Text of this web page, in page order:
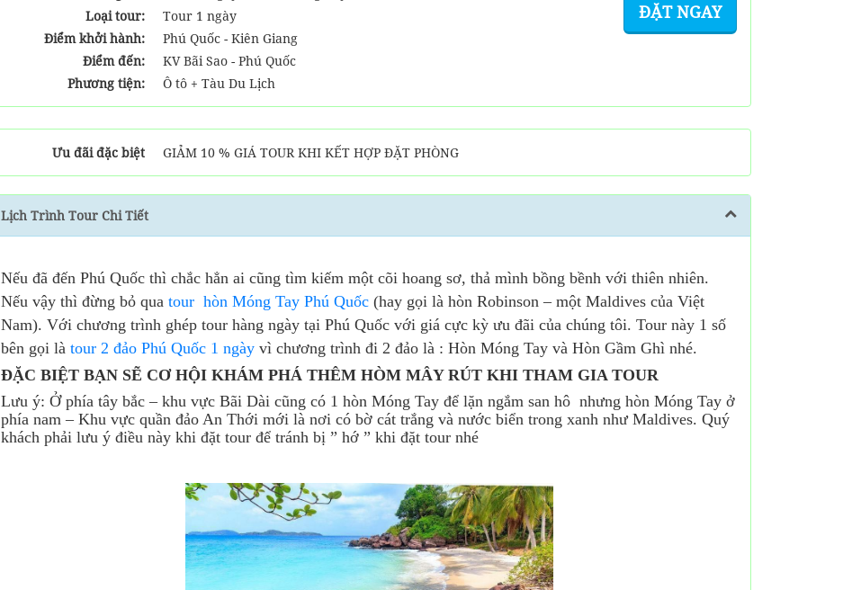
Loại tour:
Tour 1 ngày
Điểm khởi hành:
Phú Quốc - Kiên Giang
Điểm đến:
KV Bãi Sao - Phú Quốc
Phương tiện:
Ô tô + Tàu Du Lịch
ĐẶT NGAY
Ưu đãi đặc biệt GIẢM 10 % GIÁ TOUR KHI KẾT HỢP ĐẶT PHÒNG
Lịch Trình Tour Chi Tiết
Nếu đã đến Phú Quốc thì chắc hẳn ai cũng tìm kiếm một cõi hoang sơ, thả mình bồng bềnh với thiên nhiên.
Nếu vậy thì đừng bỏ qua tour hòn Móng Tay Phú Quốc (hay gọi là hòn Robinson – một Maldives của Việt
Nam). Với chương trình ghép tour hàng ngày tại Phú Quốc với giá cực kỳ ưu đãi của chúng tôi. Tour này 1 số
bên gọi là tour 2 đảo Phú Quốc 1 ngày vì chương trình đi 2 đảo là : Hòn Móng Tay và Hòn Gầm Ghì nhé.
ĐẶC BIỆT BẠN SẼ CƠ HỘI KHÁM PHÁ THÊM HÒM MÂY RÚT KHI THAM GIA TOUR
Lưu ý: Ở phía tây bắc – khu vực Bãi Dài cũng có 1 hòn Móng Tay để lặn ngắm san hô nhưng hòn Móng Tay ở
phía nam – Khu vực quần đảo An Thới mới là nơi có bờ cát trắng và nước biển trong xanh như Maldives. Quý
khách phải lưu ý điều này khi đặt tour để tránh bị ” hớ ” khi đặt tour nhé